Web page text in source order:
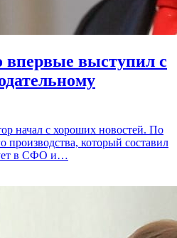
выступил с
начал с хороших новостей. По
который составил
в СФО и…